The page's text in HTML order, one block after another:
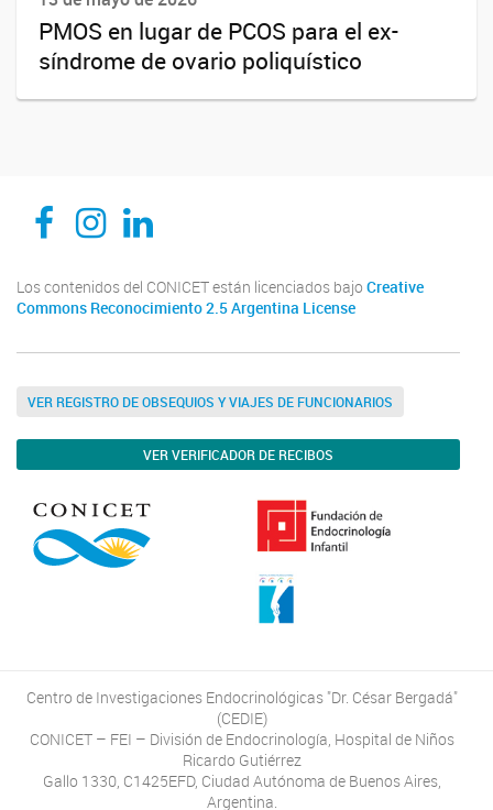
PMOS en lugar de PCOS para el ex-
síndrome de ovario poliquístico
CEDIE, Centro de Investigaciones Endocrinológicas Dr. César Bergadá
CEDIE, Centro de Investigaciones Endocrinológicas Dr. César Bergadá
CEDIE, Centro de Investigaciones Endocrinológicas Dr. César Bergadá
Los contenidos del CONICET están licenciados bajo Creative
Commons Reconocimiento 2.5 Argentina License
VER REGISTRO DE OBSEQUIOS Y VIAJES DE FUNCIONARIOS
VER VERIFICADOR DE RECIBOS
Centro de Investigaciones Endocrinológicas "Dr. César Bergadá"
(CEDIE)
CONICET – FEI – División de Endocrinología, Hospital de Niños
Ricardo Gutiérrez
Gallo 1330, C1425EFD, Ciudad Autónoma de Buenos Aires,
Argentina.